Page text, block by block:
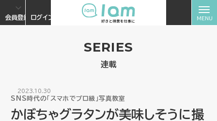
会員登録 ログイン
SERIES
連載
2023.10.30
SNS時代の「スマホでプロ級」写真教室
かぼちゃグラタンが美味しそうに撮